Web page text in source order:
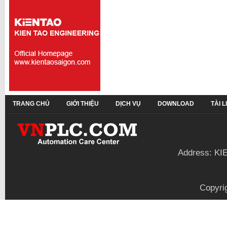
TRANG CHỦ GIỚI THIỆU DỊCH VỤ DOWNLOAD TÀI
Address: